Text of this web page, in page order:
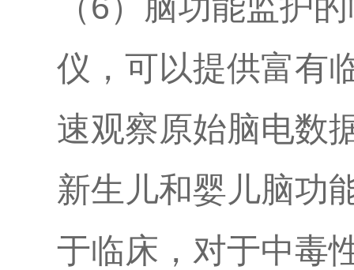
仪，可以提供富有
速观察原始脑电数
新生儿和婴儿脑功
于临床，对于中毒